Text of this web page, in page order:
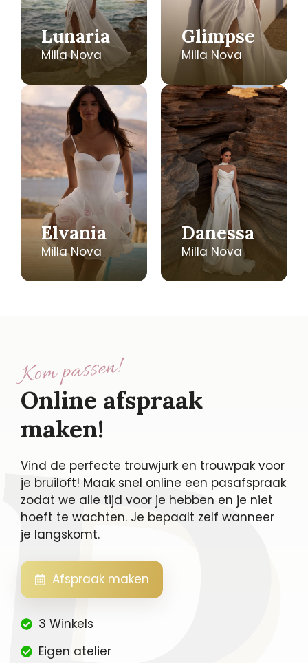
Lunaria
Milla Nova
Glimpse
Milla Nova
Elvania
Milla Nova
Danessa
Milla Nova
Kom passen!
Online afspraak
maken!
Vind de perfecte trouwjurk en trouwpak voor
je bruiloft! Maak snel online een pasafspraak
zodat we alle tijd voor je hebben en je niet
hoeft te wachten. Je bepaalt zelf wanneer
je langskomt.
Afspraak maken
3 Winkels
Eigen atelier